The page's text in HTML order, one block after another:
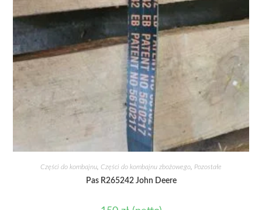
Części do kombajnu Części do kombajnu zbożowego Pozostałe
Pas R265242 John Deere